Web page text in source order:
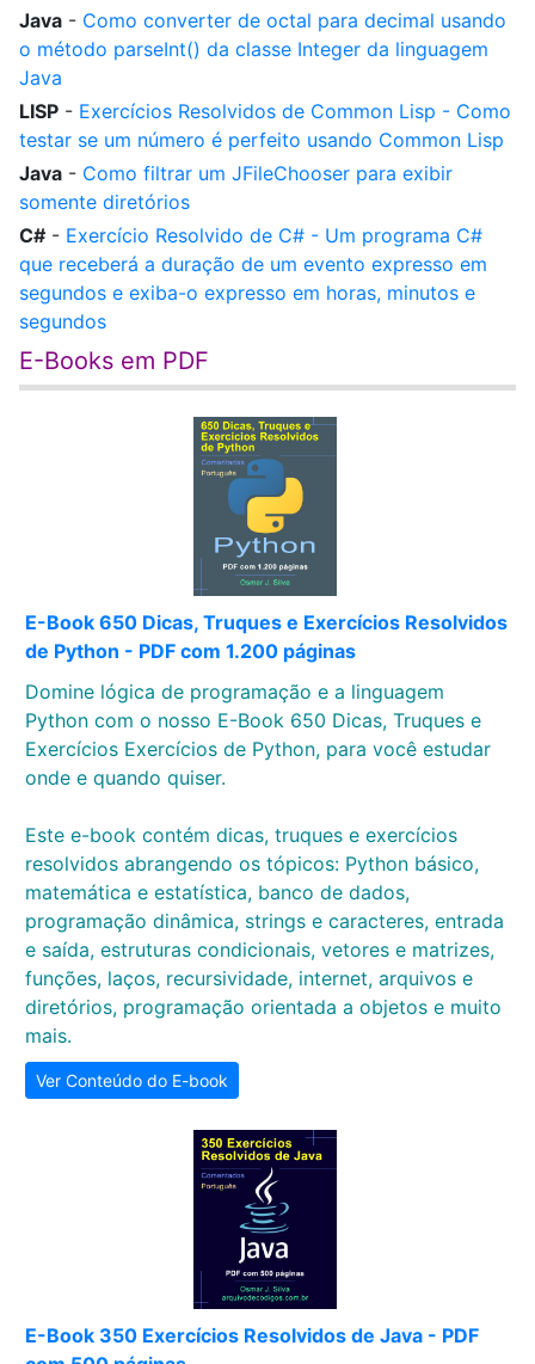
Java - Como converter de octal para decimal usando
o método parseInt() da classe Integer da linguagem
Java
LISP - Exercícios Resolvidos de Common Lisp - Como
testar se um número é perfeito usando Common Lisp
Java - Como filtrar um JFileChooser para exibir
somente diretórios
C# - Exercício Resolvido de C# - Um programa C#
que receberá a duração de um evento expresso em
segundos e exiba-o expresso em horas, minutos e
segundos
E-Books em PDF
E-Book 650 Dicas, Truques e Exercícios Resolvidos
de Python - PDF com 1.200 páginas
Domine lógica de programação e a linguagem
Python com o nosso E-Book 650 Dicas, Truques e
Exercícios Exercícios de Python, para você estudar
onde e quando quiser.
Este e-book contém dicas, truques e exercícios
resolvidos abrangendo os tópicos: Python básico,
matemática e estatística, banco de dados,
programação dinâmica, strings e caracteres, entrada
e saída, estruturas condicionais, vetores e matrizes,
funções, laços, recursividade, internet, arquivos e
diretórios, programação orientada a objetos e muito
mais.
Ver Conteúdo do E-book
E-Book 350 Exercícios Resolvidos de Java - PDF